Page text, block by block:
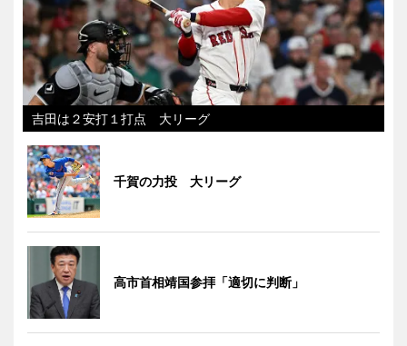
吉田は２安打１打点 大リーグ
千賀の力投 大リーグ
高市首相靖国参拝「適切に判断」